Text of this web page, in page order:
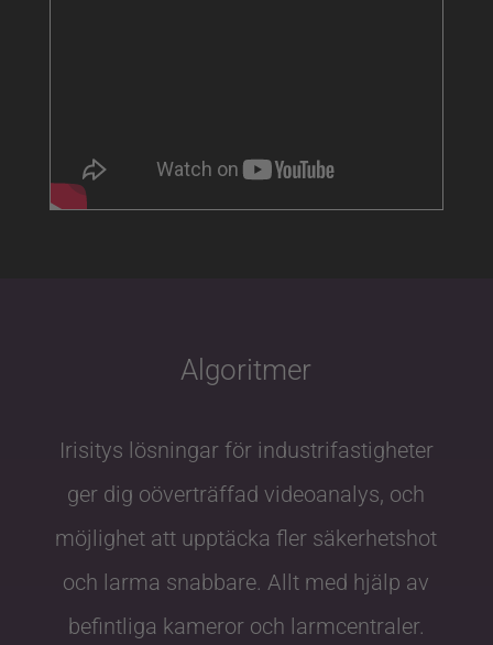
Algoritmer
Irisitys lösningar för industrifastigheter
ger dig oöverträffad videoanalys, och
möjlighet att upptäcka fler säkerhetshot
och larma snabbare. Allt med hjälp av
befintliga kameror och larmcentraler.